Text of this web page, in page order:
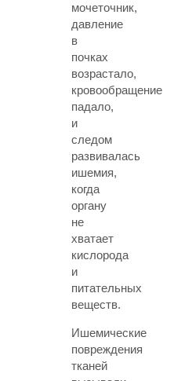
мочеточник,
давление
в
почках
возрастало,
кровообращение
падало,
и
следом
развивалась
ишемия,
когда
органу
не
хватает
кислорода
и
питательных
веществ.
Ишемические
повреждения
тканей